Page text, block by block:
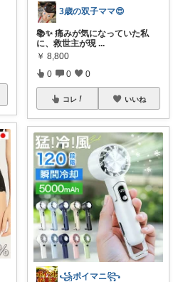
3歳の双子ママ😍
📚✨ 痛みが気になっていた私
に、救世主が現 ...
￥ 8,800
0 0 0
コレ いいね
꧁ポイマニ꧂